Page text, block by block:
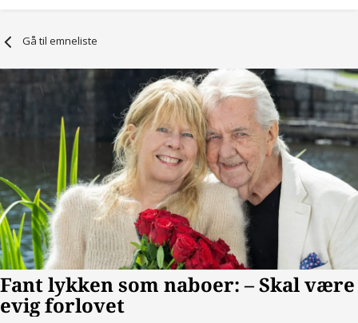
Gå til emneliste